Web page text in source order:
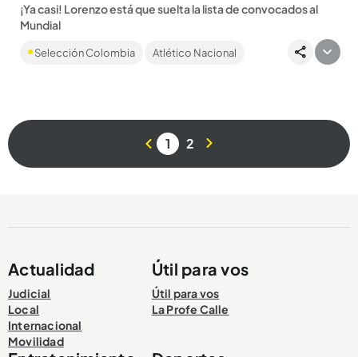
¡Ya casi! Lorenzo está que suelta la lista de convocados al
Mundial
Hasta el 1.° de junio las selecciones tienen plazo de confirmar
sus convocados, pero el técnico argentino definiría los
Selección Colombia Atlético Nacional
1 2
Actualidad
Judicial
Local
Internacional
Movilidad
Útil para vos
Útil para vos
La Profe Calle